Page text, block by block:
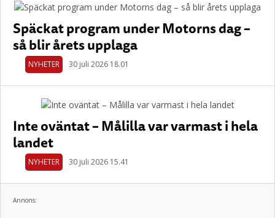
Späckat program under Motorns dag –
så blir årets upplaga
NYHETER 30 juli 2026 18.01
Inte oväntat – Målilla var varmast i hela
landet
NYHETER 30 juli 2026 15.41
Annons: